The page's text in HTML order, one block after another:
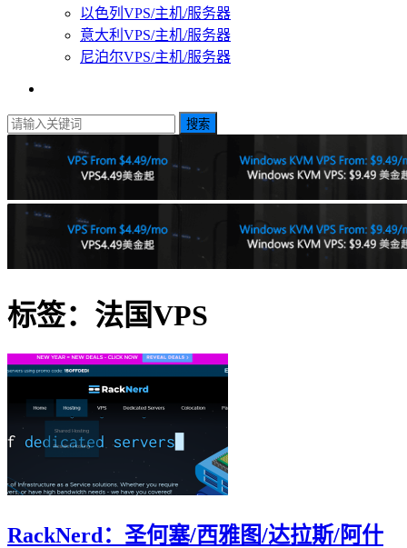
以色列VPS/主机/服务器
意大利VPS/主机/服务器
尼泊尔VPS/主机/服务器
搜索
标签：法国VPS
RackNerd：圣何塞/西雅图/达拉斯/阿什